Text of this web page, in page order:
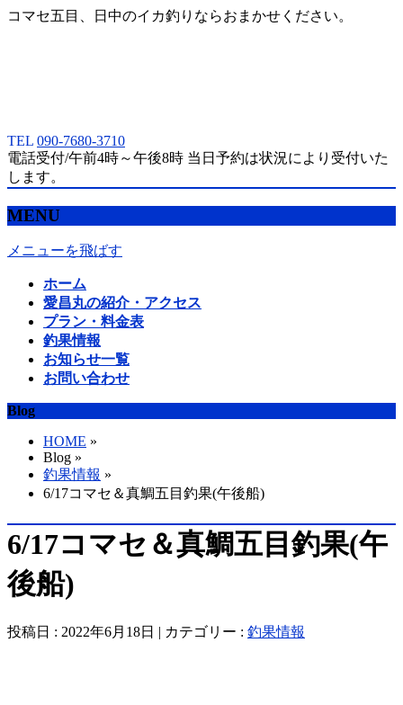
コマセ五目、日中のイカ釣りならおまかせください。
TEL 090-7680-3710
電話受付/午前4時～午後8時 当日予約は状況により受付いた
します。
MENU
メニューを飛ばす
ホーム
愛昌丸の紹介・アクセス
プラン・料金表
釣果情報
お知らせ一覧
お問い合わせ
Blog
HOME »
Blog »
釣果情報 »
6/17コマセ＆真鯛五目釣果(午後船)
6/17コマセ＆真鯛五目釣果(午
後船)
投稿日 : 2022年6月18日 | カテゴリー : 釣果情報